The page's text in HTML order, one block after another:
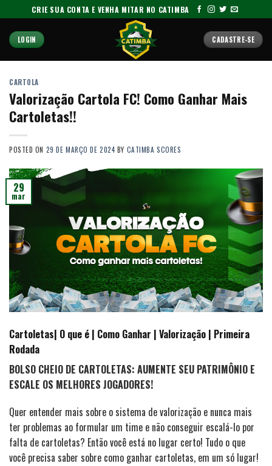
to
content
CRIE SUA CONTA E VENHA MITAR NO CATIMBA
LOGIN CADASTRE-SE
CARTOLA
Valorização Cartola FC! Como Ganhar Mais
Cartoletas!!
POSTED ON 29 DE MARÇO DE 2024 BY CATIMBA SCORES
29
mar
Cartoletas| O que é | Como Ganhar | Valorização | Primeira
Rodada
BOLSO CHEIO DE CARTOLETAS: AUMENTE SEU PATRIMÔNIO E
ESCALE OS MELHORES JOGADORES!
Quer entender mais sobre o sistema de valorização e nunca mais
ter problemas ao formular um time e não conseguir escalá-lo por
falta de cartoletas? Então você está no lugar certo! Tudo o que
você precisa saber sobre como ganhar cartoletas, em um só lugar!